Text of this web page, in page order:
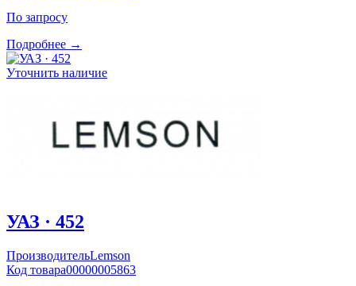
По запросу
Подробнее →
Уточнить наличие
УАЗ · 452
ПроизводительLemson
Код товара00000005863